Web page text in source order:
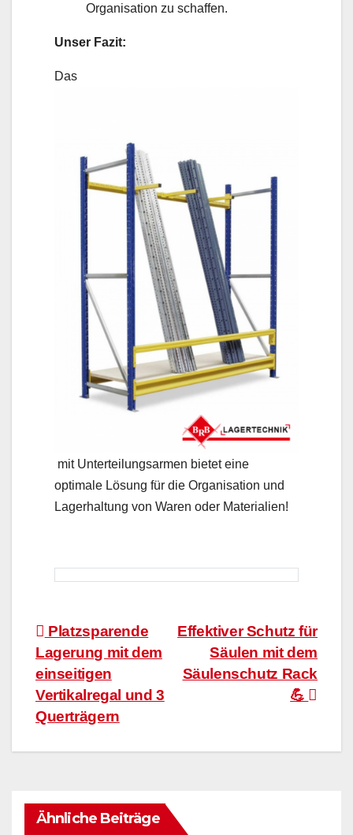
Organisation zu schaffen.
Unser Fazit:
Das
mit Unterteilungsarmen bietet eine
optimale Lösung für die Organisation und
Lagerhaltung von Waren oder Materialien!
Beitragsnavigation
Effektiver Schutz für
Säulen mit dem
Säulenschutz Rack
💪
Platzsparende
Lagerung mit dem
einseitigen
Vertikalregal und 3
Querträgern
Ähnliche Beiträge